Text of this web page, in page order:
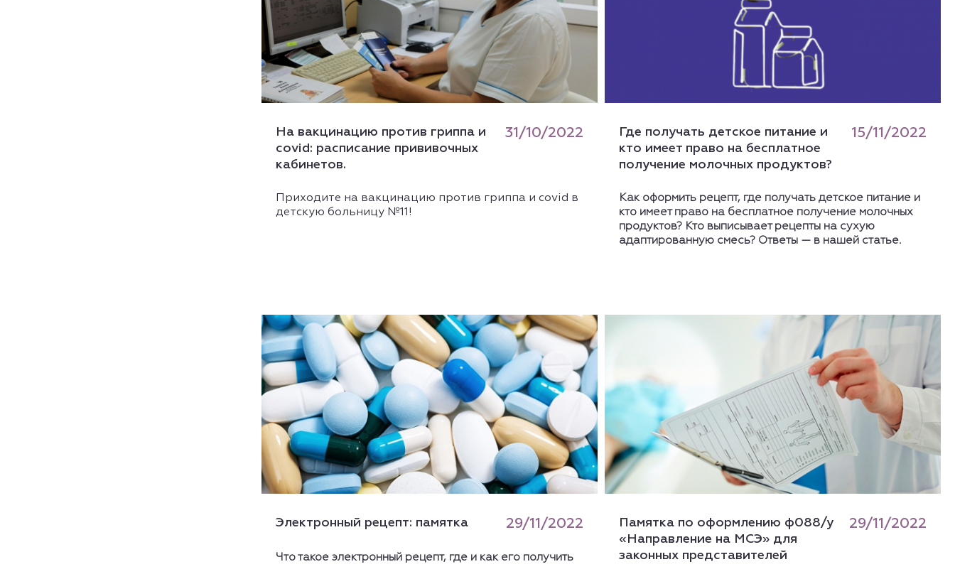
На вакцинацию против гриппа и
covid: расписание прививочных
кабинетов.
31/10/2022
Приходите на вакцинацию против гриппа и covid в
детскую больницу №11!
Где получать детское питание и
кто имеет право на бесплатное
получение молочных продуктов?
15/11/2022
Как оформить рецепт, где получать детское питание и
кто имеет право на бесплатное получение молочных
продуктов? Кто выписывает рецепты на сухую
адаптированную смесь? Ответы — в нашей статье.
Электронный рецепт: памятка 29/11/2022
Что такое электронный рецепт, где и как его получить
Памятка по оформлению ф088/у
«Направление на МСЭ» для
законных представителей
29/11/2022